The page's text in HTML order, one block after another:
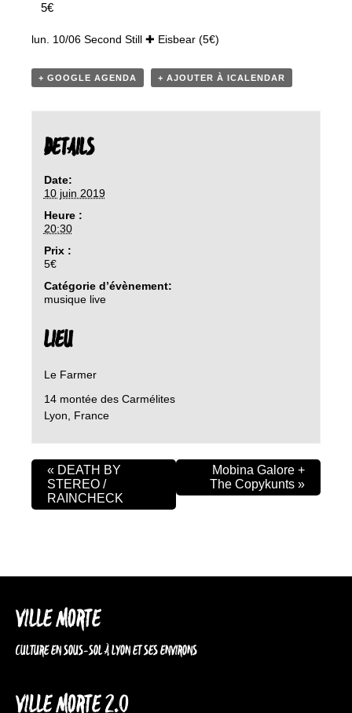
5€
lun. 10/06 Second Still ✚ Eisbear (5€)
+ GOOGLE AGENDA + AJOUTER À ICALENDAR
DETAILS
Date:
10 juin 2019
Heure :
20:30
Prix :
5€
Catégorie d’évènement:
musique live
LIEU
Le Farmer
14 montée des Carmélites
Lyon
France
« DEATH BY
STEREO /
RAINCHECK
Mobina Galore +
The Copykunts »
VILLE MORTE
CULTURE EN SOUS-SOL À LYON ET SES ENVIRONS
VILLE MORTE 2.0